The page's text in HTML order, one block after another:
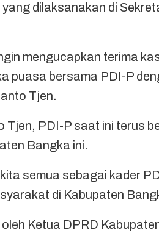
dilaksanakan di
mengucapkan terima
puasa bersama PDI-P
Tjen.
Tjen, PDI-P saat ini terus
Bangka ini.
semua sebagai kader
di Kabupaten
Ketua DPRD